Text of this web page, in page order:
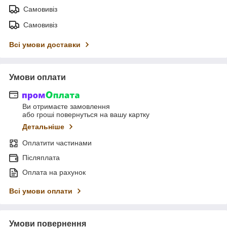
Самовивіз
Самовивіз
Всі умови доставки
Умови оплати
Ви отримаєте замовлення
або гроші повернуться на вашу картку
Детальніше
Оплатити частинами
Післяплата
Оплата на рахунок
Всі умови оплати
Умови повернення